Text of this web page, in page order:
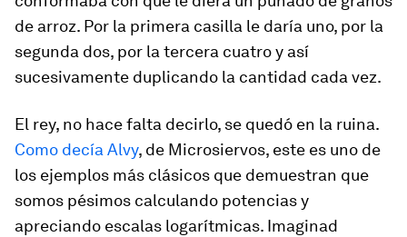
de arroz. Por la primera casilla le daría uno, por la
segunda dos, por la tercera cuatro y así
sucesivamente duplicando la cantidad cada vez.
El rey, no hace falta decirlo, se quedó en la ruina.
Como decía Alvy, de Microsiervos, este es uno de
los ejemplos más clásicos que demuestran que
somos pésimos calculando potencias y
apreciando escalas logarítmicas. Imaginad